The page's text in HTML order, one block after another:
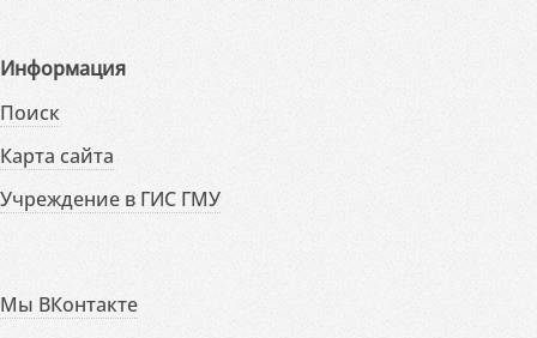
Информация
Поиск
Карта сайта
Учреждение в ГИС ГМУ
Мы ВКонтакте